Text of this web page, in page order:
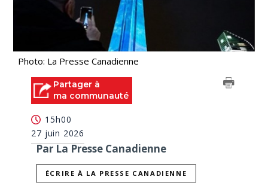
Photo: La Presse Canadienne
Partager à
ma communauté
15h00
27 juin 2026
Par La Presse Canadienne
ÉCRIRE À LA PRESSE CANADIENNE